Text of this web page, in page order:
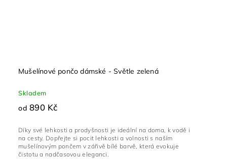
Mušelínové pončo dámské - Světle zelená
Skladem
od 890 Kč
Díky své lehkosti a prodyšnosti je ideální na doma, k vodě i
na cesty. Dopřejte si pocit lehkosti a volnosti s naším
mušelínovým pončem v zářivě bílé barvě, která evokuje
čistotu a nadčasovou eleganci.